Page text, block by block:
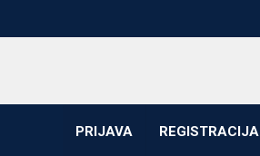
PRIJAVA REGISTRACIJA